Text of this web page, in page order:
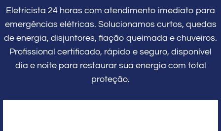
Eletricista 24 horas com atendimento imediato para
emergências elétricas. Solucionamos curtos, quedas
de energia, disjuntores, fiação queimada e chuveiros.
Profissional certificado, rápido e seguro, disponível
dia e noite para restaurar sua energia com total
proteção.